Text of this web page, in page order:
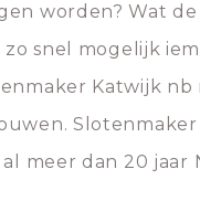
worden? Wat
snel mogelijk
Katwijk nb
Slotenmaker
meer dan 20 jaar